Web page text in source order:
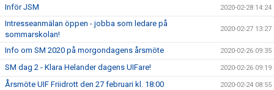
Inför JSM 2020-02-28 14:24
Intresseanmälan öppen - jobba som ledare på
sommarskolan!
2020-02-27 13:27
Info om SM 2020 på morgondagens årsmöte 2020-02-26 09:35
SM dag 2 - Klara Helander dagens UIFare! 2020-02-26 09:19
Årsmöte UIF Friidrott den 27 februari kl. 18:00 2020-02-24 08:55